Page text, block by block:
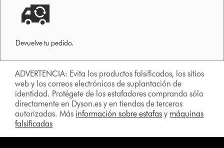
Devuelve tu pedido.
ADVERTENCIA: Evita los productos falsificados, los sitios
web y los correos electrónicos de suplantación de
identidad. Protégete de los estafadores comprando sólo
directamente en Dyson.es y en tiendas de terceros
autorizadas. Más información sobre estafas y máquinas
falsificadas